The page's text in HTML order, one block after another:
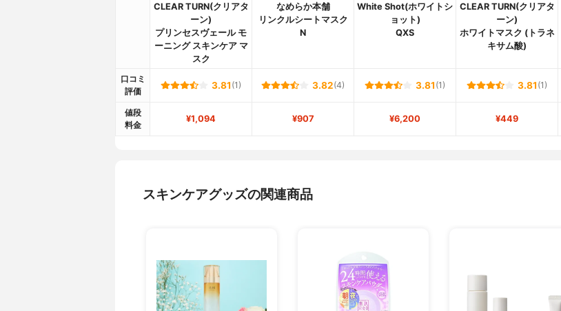
CLEAR TURN(クリアタ
ーン)
プリンセスヴェール モ
ーニング スキンケア マ
スク
なめらか本舗
リンクルシートマスク
N
White Shot(ホワイトシ
ョット)
QXS
CLEAR TURN(クリアタ
ーン)
ホワイトマスク (トラネ
キサム酸)
口コミ
評価
3.81 (1) 3.82(4) 3.81 (1) 3.81 (1)
値段
料金
¥1,094 ¥907 ¥6,200 ¥449
スキンケアグッズの関連商品